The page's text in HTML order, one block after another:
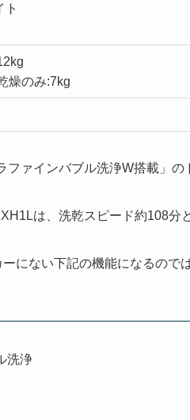
ト
燥のみ:7kg
ァインバブル洗浄W搭載」の
は、洗乾スピード約108分
にない下記の機能になるので
洗浄